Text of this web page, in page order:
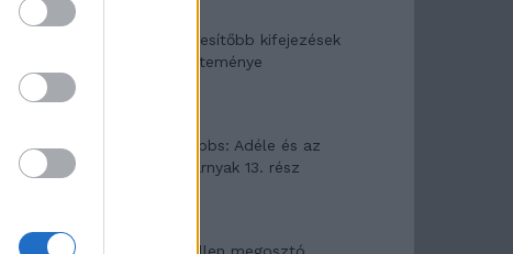
A legidegesítőbb kifejezések
laza gyűjteménye
Elyna Robbs: Adéle és az
örökölt árnyak 13. rész